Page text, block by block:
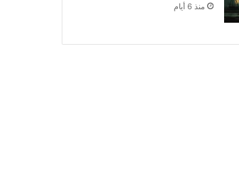
منذ 6 أيام